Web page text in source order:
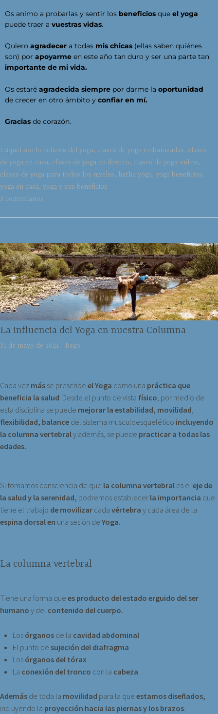
Os animo a probarlas y sentir los beneficios que el yoga
puede traer a vuestras vidas.
Quiero agradecer a todas mis chicas (ellas saben quiénes
son) por apoyarme en este año tan duro y ser una parte tan
importante de mi vida.
Os estaré agradecida siempre por darme la oportunidad
de crecer en otro ámbito y confiar en mí.
Gracias de corazón.
Etiquetado beneficios del yoga, clases de yoga embarazadas, clases
de yoga en casa, clases de yoga en directo, clases de yoga online,
clases de yoga para todos los niveles, hatha yoga, yoga beneficios,
yoga en casa, yoga y sus beneficios
3 comentarios
La influencia del Yoga en nuestra Columna
31 de mayo de 2021 Bego
Cada vez más se prescribe el Yoga como una práctica que
beneficia la salud . Desde el punto de vista físico , por medio de
esta disciplina se puede mejorar la estabilidad, movilidad
flexibilidad, balance del sistema musculoesquelético incluyendo
la columna vertebraly además, se puede practicar a todas las
edades.
Si tomamos consciencia de que la columna vertebral es el eje de
la salud y la serenidad, podremos establecer la importancia que
tiene el trabajo de movilizar cada vértebra y cada área de la
espina dorsal en una sesión de Yoga.
La columna vertebral
Tiene una forma que es producto del estado erguido del ser
humano y del contenido del cuerpo.
Los órganos de la cavidad abdominal
El punto de sujeción del diafragma
Los órganos del tórax
La conexión del tronco con la cabeza
Además de toda la movilidad para la que estamos diseñados,
incluyendo la proyección hacia las piernas y los brazos.